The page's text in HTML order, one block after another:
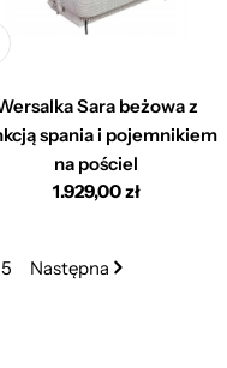
do koszyka
Sara beżowa z
spania i pojemnikiem
na pościel
Cena
1.929,00 zł
5 Następna